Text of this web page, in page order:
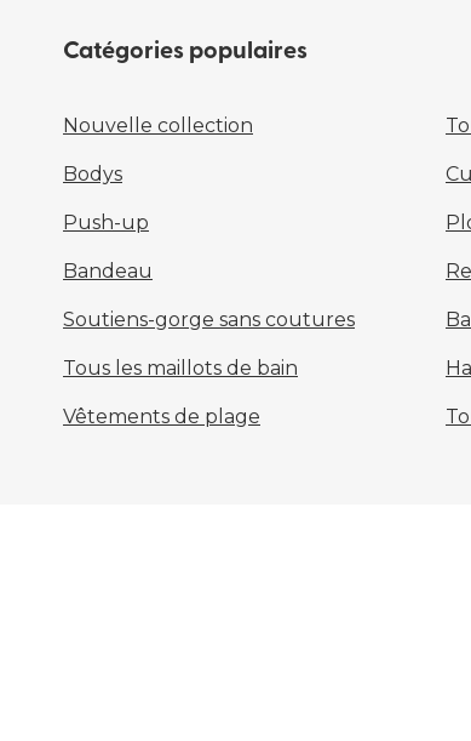
Catégories populaires
Nouvelle collection
Bodys
Push-up
Bandeau
Soutiens-gorge sans coutures
Tous les maillots de bain
Vêtements de plage